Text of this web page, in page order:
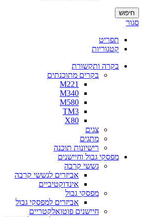
חיפוש
סגור
תפריט
קטגוריות
בקרה ותקשורת
בקרים מתוכנתים
M221
M340
M580
TM3
X80
צגים
מתגים
רישיונות תוכנה
מפסקי גבול וחיישנים
גששי קרבה
אביזרים לגששי קרבה
אינדוקטיביים
מפסקי גבול
אביזרים למפסקי גבול
חיישנים פוטואלקטריים